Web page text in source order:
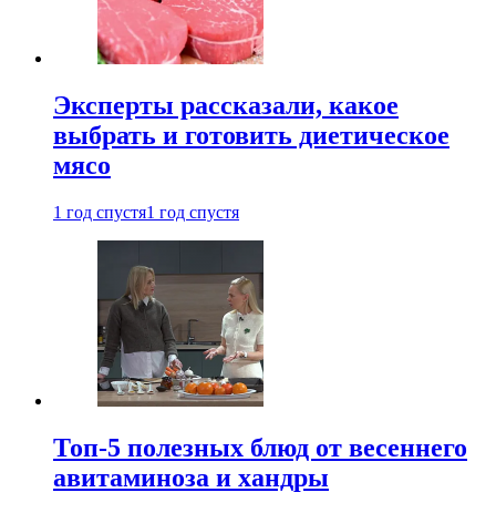
Эксперты рассказали, какое
выбрать и готовить диетическое
мясо
1 год спустя1 год спустя
Топ-5 полезных блюд от весеннего
авитаминоза и хандры